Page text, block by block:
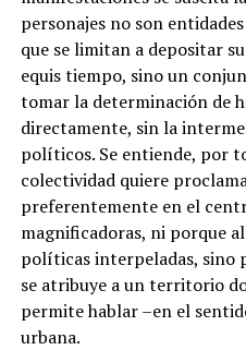
personajes no son
que se limitan a depositar
equis tiempo, sino un
tomar la determinación de
directamente, sin la
políticos. Se entiende, por
colectividad quiere
preferentemente en el
magnificadoras, ni porque
políticas interpeladas, sino
se atribuye a un territorio
permite hablar –en el
urbana.